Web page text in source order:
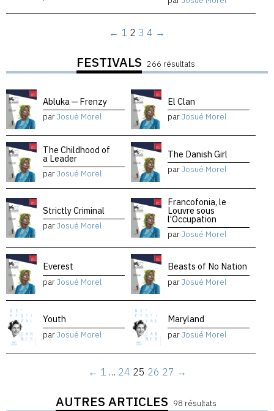
← 1 2 3 4 →
FESTIVALS 266 résultats
Abluka — Frenzy
parJosué Morel
El Clan
parJosué Morel
The Childhood of
a Leader
parJosué Morel
The Danish Girl
parJosué Morel
Strictly Criminal
parJosué Morel
Francofonia, le
Louvre sous
l’Occupation
parJosué Morel
Everest
parJosué Morel
Beasts of No Nation
parJosué Morel
Youth
parJosué Morel
Maryland
parJosué Morel
← 1 … 24 25 26 27 →
AUTRES ARTICLES 98 résultats